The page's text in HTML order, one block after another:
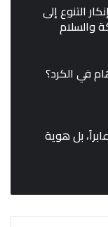
التنوع إلى
والسلام
في الكرد؟
بل هوية